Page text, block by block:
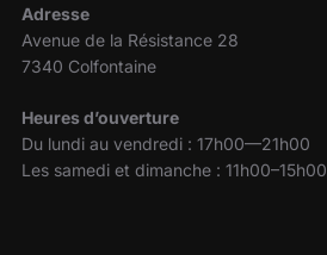
Adresse
Avenue de la Résistance 28
7340 Colfontaine
Heures d’ouverture
Du lundi au vendredi : 17h00—21h00
Les samedi et dimanche : 11h00–15h00